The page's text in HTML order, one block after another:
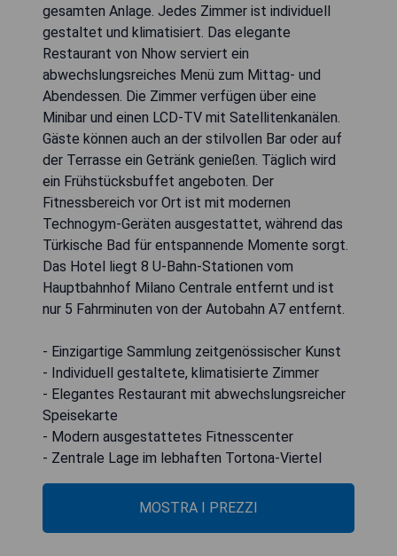
gesamten Anlage. Jedes Zimmer ist individuell
gestaltet und klimatisiert. Das elegante
Restaurant von Nhow serviert ein
abwechslungsreiches Menü zum Mittag- und
Abendessen. Die Zimmer verfügen über eine
Minibar und einen LCD-TV mit Satellitenkanälen.
Gäste können auch an der stilvollen Bar oder auf
der Terrasse ein Getränk genießen. Täglich wird
ein Frühstücksbuffet angeboten. Der
Fitnessbereich vor Ort ist mit modernen
Technogym-Geräten ausgestattet, während das
Türkische Bad für entspannende Momente sorgt.
Das Hotel liegt 8 U-Bahn-Stationen vom
Hauptbahnhof Milano Centrale entfernt und ist
nur 5 Fahrminuten von der Autobahn A7 entfernt.
- Einzigartige Sammlung zeitgenössischer Kunst
- Individuell gestaltete, klimatisierte Zimmer
- Elegantes Restaurant mit abwechslungsreicher
Speisekarte
- Modern ausgestattetes Fitnesscenter
- Zentrale Lage im lebhaften Tortona-Viertel
MOSTRA I PREZZI